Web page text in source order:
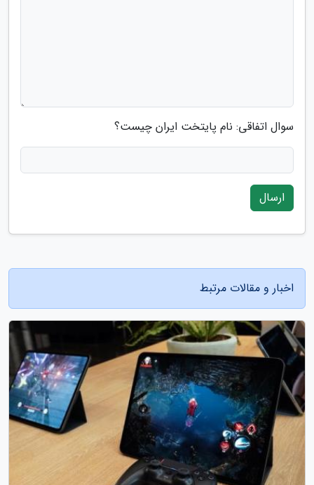
سوال اتفاقی: نام پایتخت ایران چیست؟
ارسال
اخبار و مقالات مرتبط